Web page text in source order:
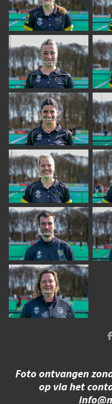
Foto ontvangen
op via het